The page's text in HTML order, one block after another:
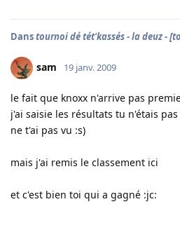
Danstournoi dé tét'kassés - la deuz -
sam 19 janv. 2009
le fait que knoxx n'arrive pas
j'ai saisie les résultats tu n'étais
ne t'ai pas vu :s)
mais j'ai remis le classement ici
et c'est bien toi qui a gagné :jc: